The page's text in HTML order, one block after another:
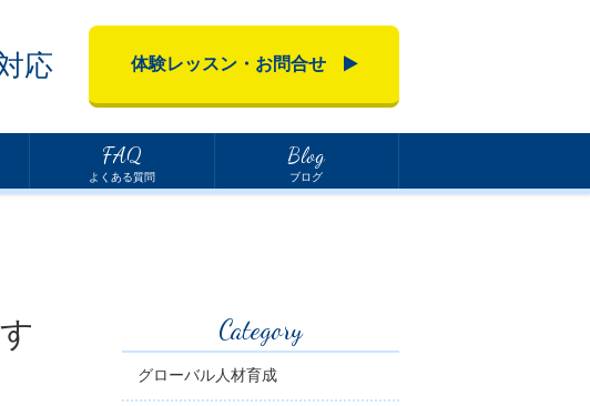
応 体験レッスン・お問合せ
FAQ
よくある質問
Blog
ブログ
Category
グローバル人材育成